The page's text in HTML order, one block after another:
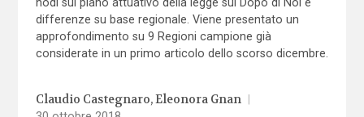
nodi sul piano attuativo della legge sul Dopo di Noi e
differenze su base regionale. Viene presentato un
approfondimento su 9 Regioni campione già
considerate in un primo articolo dello scorso dicembre.
Claudio Castegnaro Eleonora Gnan